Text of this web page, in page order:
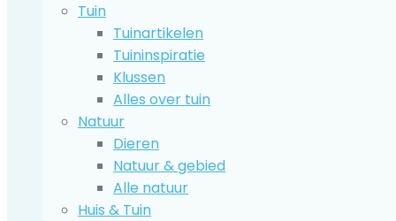
Tuin
Tuinartikelen
Tuininspiratie
Klussen
Alles over tuin
Natuur
Dieren
Natuur & gebied
Alle natuur
Huis & Tuin